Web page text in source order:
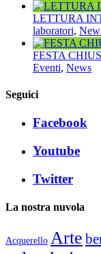
LETTURA
laboratori,
FESTA
Eventi, News
Seguici
Facebook
Youtube
Twitter
La nostra nuvola
Acquerello Arte